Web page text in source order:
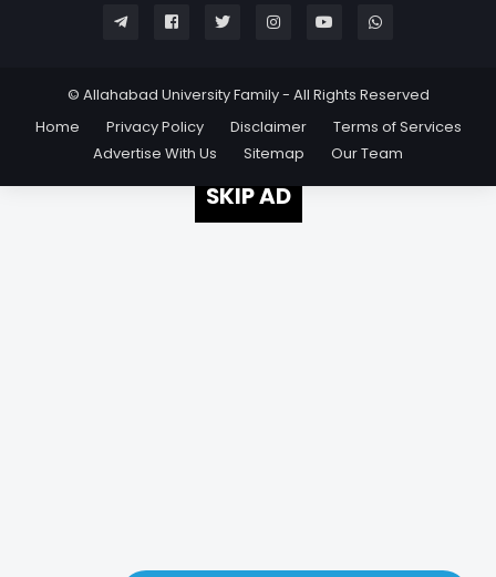
© Allahabad University Family - All Rights Reserved
Home
Privacy Policy Disclaimer
Terms of Services
Advertise With Us
Sitemap Our Team
SKIP AD